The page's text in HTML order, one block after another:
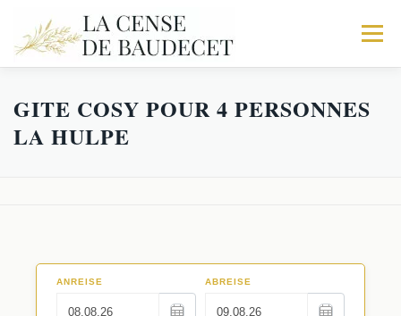
Menu
ACCUEIL NOS GITES
La Fabrique
Les Écuries
EXPÉRIENCES
Séminaires au Vert
GITE COSY POUR 4 PERSONNES
LA HULPE